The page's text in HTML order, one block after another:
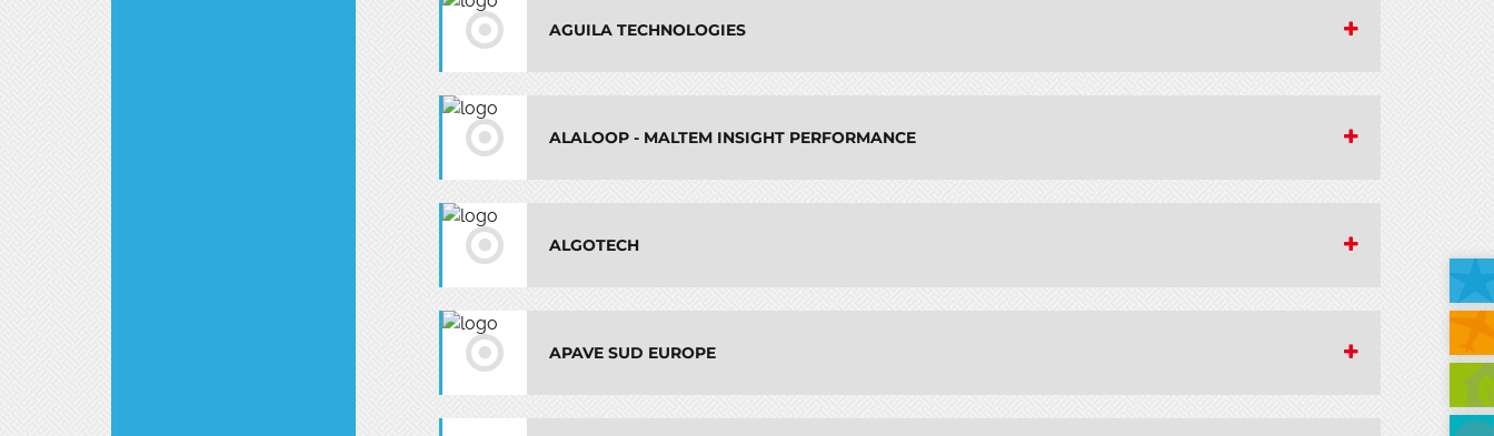
AGUILA TECHNOLOGIES
ALALOOP - MALTEM INSIGHT PERFORMANCE
ALGOTECH
APAVE SUD EUROPE